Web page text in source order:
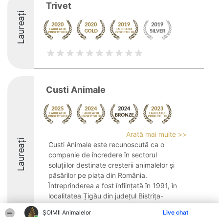
ŞOIMII Animalelor Live chat
Laureați
Trivet
Laureați
Custi Animale
Arată mai multe >>
Custi Animale este recunoscută ca o
companie de încredere în sectorul
soluțiilor destinate creșterii animalelor și
păsărilor pe piața din România.
Întreprinderea a fost înființată în 1991, în
localitatea Țigău din județul Bistrița-
Năsăud, și ...